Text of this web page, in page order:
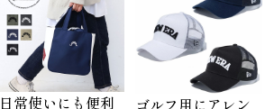
日常使いにも便利
ゴルフ用にアレン